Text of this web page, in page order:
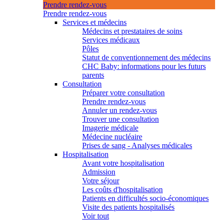
Prendre rendez-vous
Prendre rendez-vous
Services et médecins
Médecins et prestataires de soins
Services médicaux
Pôles
Statut de conventionnement des médecins
CHC Baby: informations pour les futurs
parents
Consultation
Préparer votre consultation
Prendre rendez-vous
Annuler un rendez-vous
Trouver une consultation
Imagerie médicale
Médecine nucléaire
Prises de sang - Analyses médicales
Hospitalisation
Avant votre hospitalisation
Admission
Votre séjour
Les coûts d'hospitalisation
Patients en difficultés socio-économiques
Visite des patients hospitalisés
Voir tout